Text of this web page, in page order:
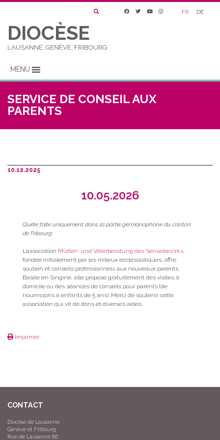
FR DE
DIOCÈSE
LAUSANNE, GENÈVE, FRIBOURG
MENU
SERVICE DE CONSEIL AUX
PARENTS
10.12.2025
10.05.2026
Quête faite uniquement dans la partie germanophone du canton
de Fribourg
L’association Mütter- und Väterberatung des Sensebezirks,
fondée initialement par les milieux ecclésiastiques, offre
soutien et conseils professionnels aux nouveaux parents.
Basée en Singine, elle propose gratuitement des visites à
domicile ou des séances de conseils pour parents (de
nourrissons à enfants de 5 ans). Merci de soutenir cette
association qui vit de dons et diverses aides.
Imprimer
CONTACT
Diocèse de Lausanne,
Genève et Fribourg
Rue de Lausanne 86